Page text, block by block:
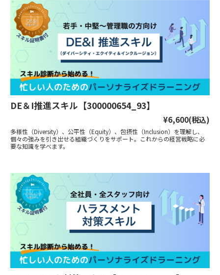
DE＆I推進スキル【300000654_93】
¥6,600(税込)
多様性（Diversity）、公平性（Equity）、包摂性（Inclusion）を理解し、
個々の強みを引き出せる組織づくりをサポート。これからの経営戦略に必
要な知識を学べます。